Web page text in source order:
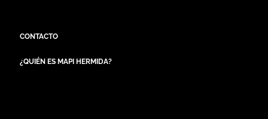
CONTACTO
¿QUIÉN ES MAPI HERMIDA?